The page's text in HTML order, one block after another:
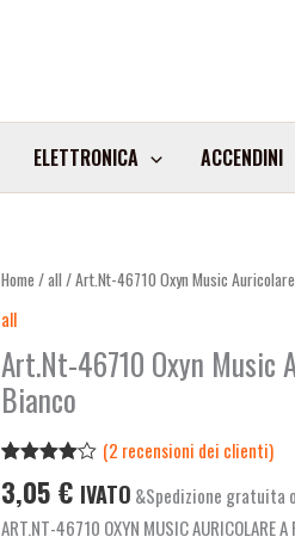
ELETTRONICA ACCENDINI
Home /all / Art.Nt-46710 Oxyn Music
all
Art.Nt-46710 Oxyn Music
Bianco
4.00su
5 su
base di
(2 recensioni dei clienti)
3,05 € IVATO &Spedizione gratuita
ART.NT-46710 OXYN MUSIC AURICOLARE